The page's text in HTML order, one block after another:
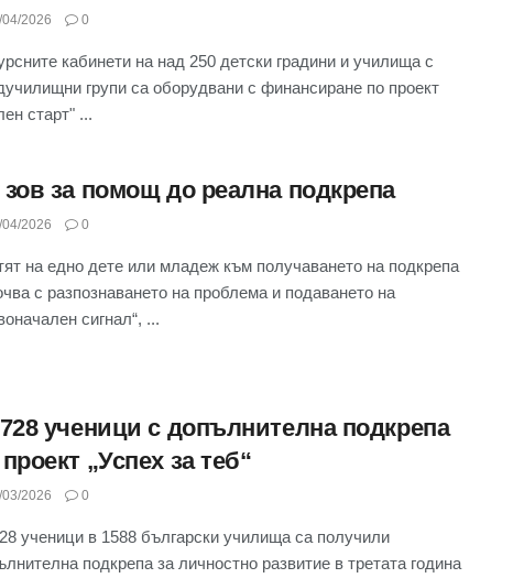
2026 0
кабинети на над 250 детски градини и училища с
групи са оборудвани с финансиране по проект
старт" ...
за помощ до реална подкрепа
2026 0
на едно дете или младеж към получаването на подкрепа
с разпознаването на проблема и подаването на
сигнал“, ...
ученици с допълнителна подкрепа
„Успех за теб“
2026 0
ученици в 1588 български училища са получили
подкрепа за личностно развитие в третата година